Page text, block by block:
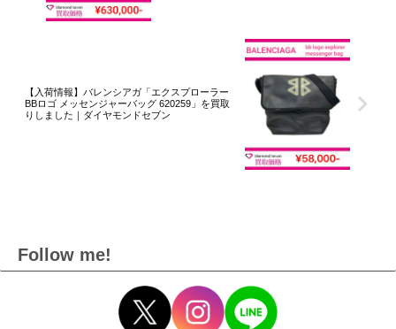
【入荷情報】バレンシアガ「エクスプローラー
BBロゴ メッセンジャーバッグ 620259」を買取
りしました｜ダイヤモンドセブン
Follow me!